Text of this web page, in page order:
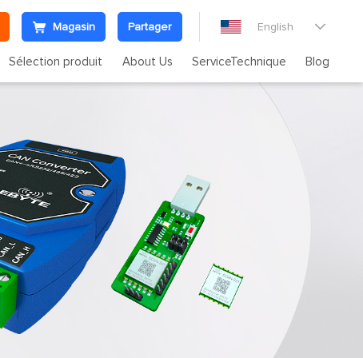
Magasin Partager English 
Sélection produit About Us ServiceTechnique Blog